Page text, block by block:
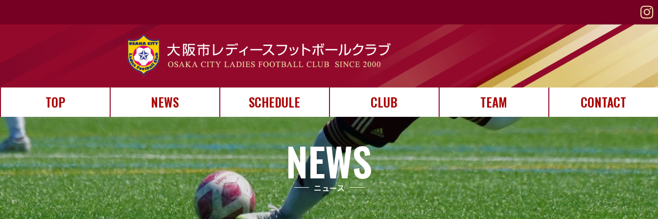
TOP NEWS
お知らせ
試合結果
イベント
SCHEDULE
カレンダー
スケジュール
試合結果
CLUB
クラブについて
クラブ運営
ユニフォーム
TEAM
選手紹介
STAFF紹介
CONTACT
メンバー募集
お問い合わせ
NEWS
ニュース